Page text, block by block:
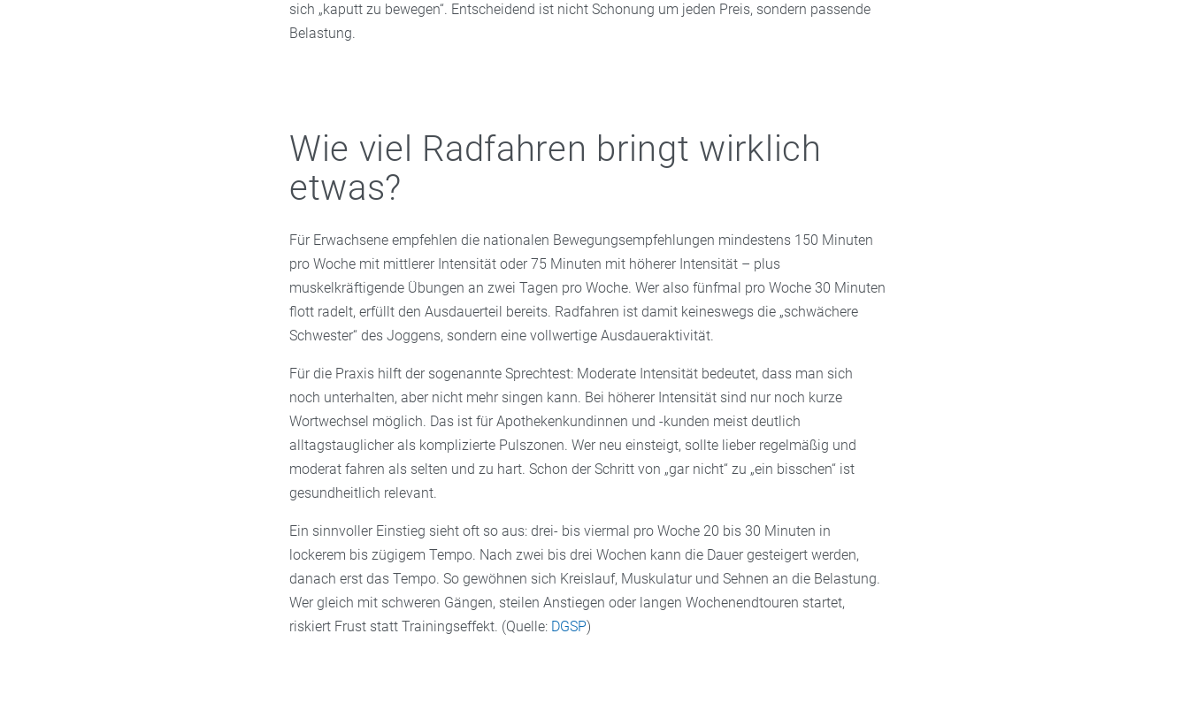
sich „kaputt zu bewegen“. Entscheidend ist nicht Schonung um jeden Preis, sondern passende
Belastung.
Wie viel Radfahren bringt wirklich
etwas?
Für Erwachsene empfehlen die nationalen Bewegungsempfehlungen mindestens 150 Minuten
pro Woche mit mittlerer Intensität oder 75 Minuten mit höherer Intensität – plus
muskelkräftigende Übungen an zwei Tagen pro Woche. Wer also fünfmal pro Woche 30 Minuten
flott radelt, erfüllt den Ausdauerteil bereits. Radfahren ist damit keineswegs die „schwächere
Schwester“ des Joggens, sondern eine vollwertige Ausdaueraktivität.
Für die Praxis hilft der sogenannte Sprechtest: Moderate Intensität bedeutet, dass man sich
noch unterhalten, aber nicht mehr singen kann. Bei höherer Intensität sind nur noch kurze
Wortwechsel möglich. Das ist für Apothekenkundinnen und -kunden meist deutlich
alltagstauglicher als komplizierte Pulszonen. Wer neu einsteigt, sollte lieber regelmäßig und
moderat fahren als selten und zu hart. Schon der Schritt von „gar nicht“ zu „ein bisschen“ ist
gesundheitlich relevant.
Ein sinnvoller Einstieg sieht oft so aus: drei- bis viermal pro Woche 20 bis 30 Minuten in
lockerem bis zügigem Tempo. Nach zwei bis drei Wochen kann die Dauer gesteigert werden,
danach erst das Tempo. So gewöhnen sich Kreislauf, Muskulatur und Sehnen an die Belastung.
Wer gleich mit schweren Gängen, steilen Anstiegen oder langen Wochenendtouren startet,
riskiert Frust statt Trainingseffekt. (Quelle: DGSP)